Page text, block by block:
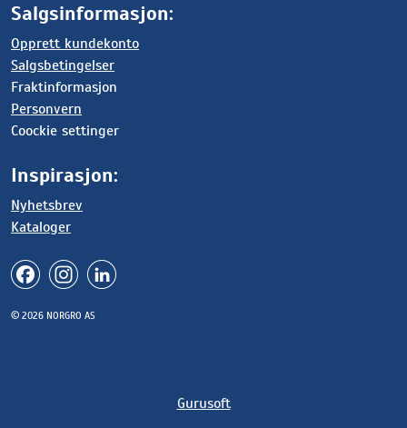
Salgsinformasjon:
Opprett kundekonto
Salgsbetingelser
Fraktinformasjon
Personvern
Coockie settinger
Inspirasjon:
Nyhetsbrev
Kataloger
© 2026 NORGRO AS
Gurusoft